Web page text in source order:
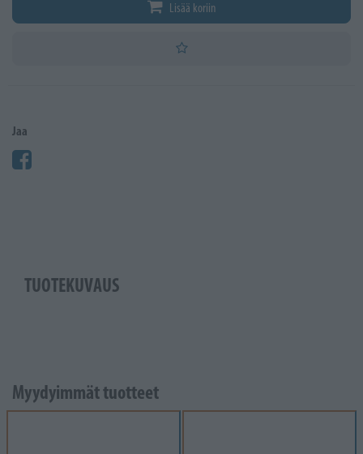
Lisää koriin
Jaa
TUOTEKUVAUS
Myydyimmät tuotteet